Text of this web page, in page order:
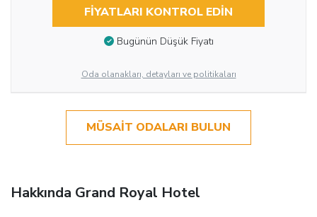
FIYATLARI KONTROL EDIN
Bugünün Düşük Fiyatı
Oda olanakları, detayları ve politikaları
MÜSAIT ODALARI BULUN
Hakkında Grand Royal Hotel